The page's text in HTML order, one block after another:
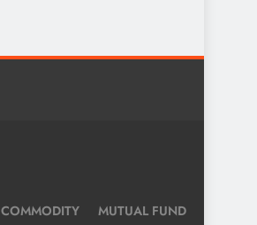
COMMODITY
MUTUAL FUND